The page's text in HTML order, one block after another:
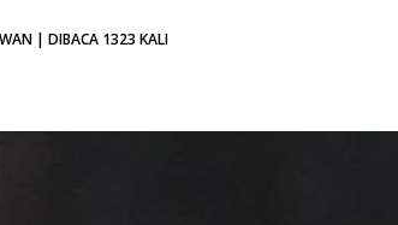
| DIBACA 1323 KALI